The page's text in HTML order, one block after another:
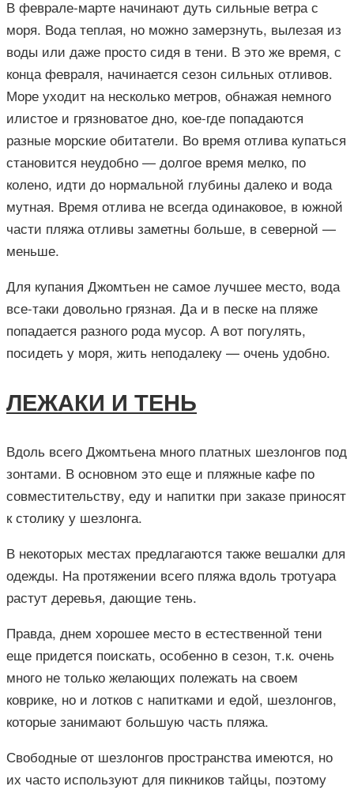
В феврале-марте начинают дуть сильные ветра с
моря. Вода теплая, но можно замерзнуть, вылезая из
воды или даже просто сидя в тени. В это же время, с
конца февраля, начинается сезон сильных отливов.
Море уходит на несколько метров, обнажая немного
илистое и грязноватое дно, кое-где попадаются
разные морские обитатели. Во время отлива купаться
становится неудобно — долгое время мелко, по
колено, идти до нормальной глубины далеко и вода
мутная. Время отлива не всегда одинаковое, в южной
части пляжа отливы заметны больше, в северной —
меньше.
Для купания Джомтьен не самое лучшее место, вода
все-таки довольно грязная. Да и в песке на пляже
попадается разного рода мусор. А вот погулять,
посидеть у моря, жить неподалеку — очень удобно.
ЛЕЖАКИ И ТЕНЬ
Вдоль всего Джомтьена много платных шезлонгов под
зонтами. В основном это еще и пляжные кафе по
совместительству, еду и напитки при заказе приносят
к столику у шезлонга.
В некоторых местах предлагаются также вешалки для
одежды. На протяжении всего пляжа вдоль тротуара
растут деревья, дающие тень.
Правда, днем хорошее место в естественной тени
еще придется поискать, особенно в сезон, т.к. очень
много не только желающих полежать на своем
коврике, но и лотков с напитками и едой, шезлонгов,
которые занимают большую часть пляжа.
Свободные от шезлонгов пространства имеются, но
их часто используют для пикников тайцы, поэтому